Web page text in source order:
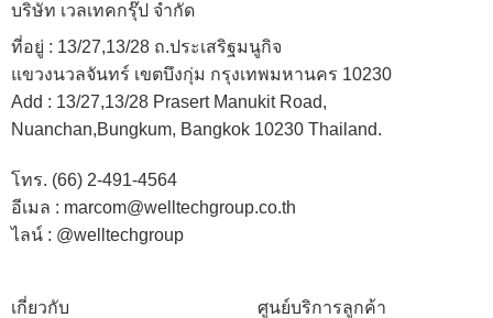
บริษัท เวลเทคกรุ๊ป จำกัด
ที่อยู่ : 13/27,13/28 ถ.ประเสริฐมนูกิจ
แขวงนวลจันทร์ เขตบึงกุ่ม กรุงเทพมหานคร 10230
Add : 13/27,13/28 Prasert Manukit Road,
Nuanchan,Bungkum, Bangkok 10230 Thailand.
โทร. (66) 2-491-4564
อีเมล : marcom@welltechgroup.co.th
ไลน์ : @welltechgroup
เกี่ยวกับ
ศูนย์บริการลูกค้า